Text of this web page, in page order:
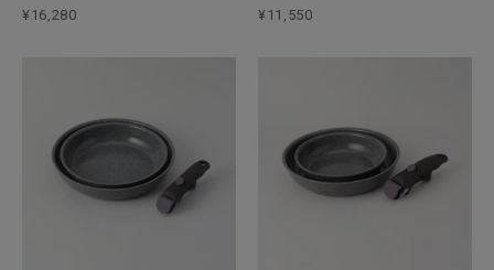
¥16,280 ¥11,550